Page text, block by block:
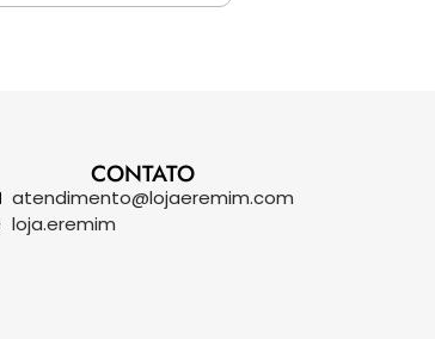
CONTATO
atendimento@lojaeremim.com
loja.eremim